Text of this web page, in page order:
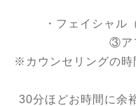
・フェイシャル
③ア
※カウンセリングの時
30分ほどお時間に余